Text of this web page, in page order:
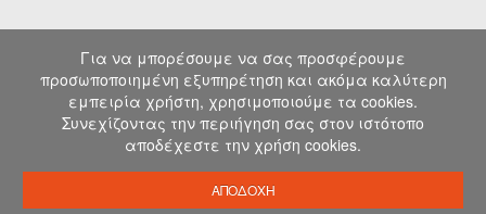
Επικοινωνία
Για οποιαδήποτε ερώτηση σας μπορείτε να
επικοινωνήσετε μαζί μας στα παρακάτω στοιχεία.
Μιχελιδάκη 19, Ηράκλειο, 71202, Κρήτη
Για να μπορέσουμε να σας προσφέρουμε
προσωποποιημένη εξυπηρέτηση και ακόμα καλύτερη
εμπειρία χρήστη, χρησιμοποιούμε τα cookies.
Συνεχίζοντας την περιήγηση σας στον ιστότοπο
αποδέχεστε την χρήση cookies.
ΑΠΟΔΟΧΗ